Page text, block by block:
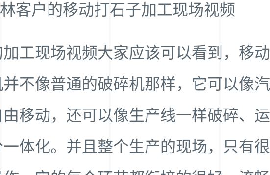
客户的移动打石子加工现场视频
工现场视频大家应该可以看到，移动
不像普通的破碎机那样，它可以像汽
移动，还可以像生产线一样破碎、运
体化。并且整个生产的现场，只有很